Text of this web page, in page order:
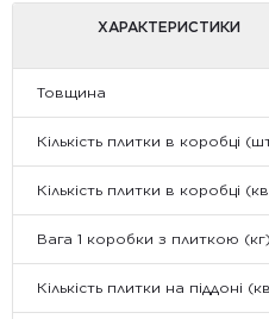
ХАРАКТЕРИСТИКИ
Товщина
Кількість плитки в коробці
Кількість плитки в коробці
Вага 1 коробки з плиткою (кг)
Кількість плитки на піддоні